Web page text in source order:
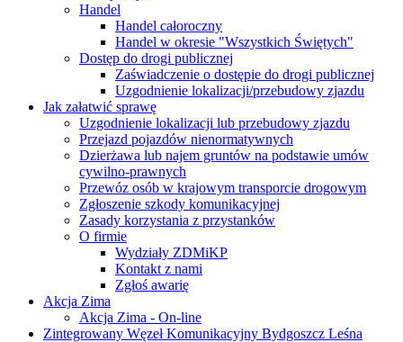
Handel
Handel całoroczny
Handel w okresie "Wszystkich Świętych"
Dostęp do drogi publicznej
Zaświadczenie o dostępie do drogi publicznej
Uzgodnienie lokalizacji/przebudowy zjazdu
Jak załatwić sprawę
Uzgodnienie lokalizacji lub przebudowy zjazdu
Przejazd pojazdów nienormatywnych
Dzierżawa lub najem gruntów na podstawie umów
cywilno-prawnych
Przewóz osób w krajowym transporcie drogowym
Zgłoszenie szkody komunikacyjnej
Zasady korzystania z przystanków
O firmie
Wydziały ZDMiKP
Kontakt z nami
Zgłoś awarię
Akcja Zima
Akcja Zima - On-line
Zintegrowany Węzeł Komunikacyjny Bydgoszcz Leśna